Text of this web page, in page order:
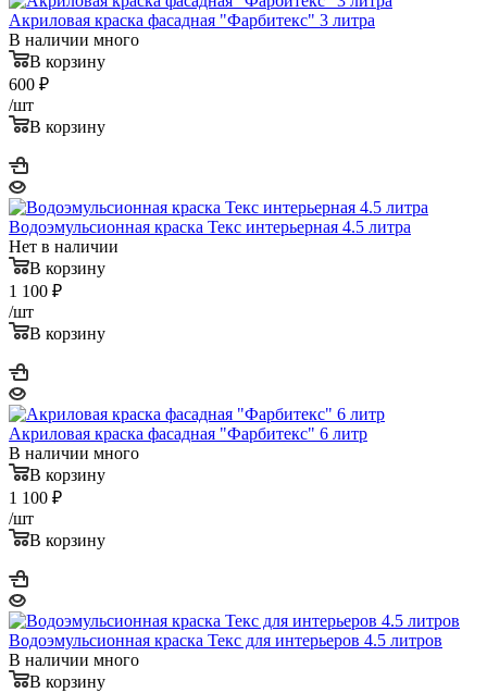
Акриловая краска фасадная "Фарбитекс" 3 литра
В наличии много
В корзину
600 ₽
/шт
В корзину
Водоэмульсионная краска Текс интерьерная 4.5 литра
Нет в наличии
В корзину
1 100 ₽
/шт
В корзину
Акриловая краска фасадная "Фарбитекс" 6 литр
В наличии много
В корзину
1 100 ₽
/шт
В корзину
Водоэмульсионная краска Текс для интерьеров 4.5 литров
В наличии много
В корзину